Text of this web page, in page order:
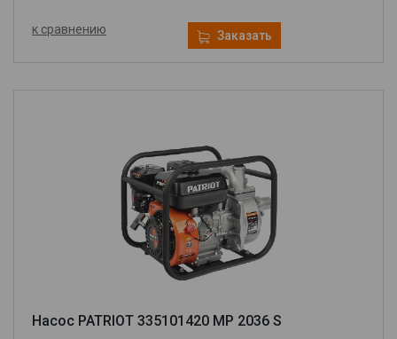
к сравнению Заказать
Насос PATRIOT 335101420 MP 2036 S